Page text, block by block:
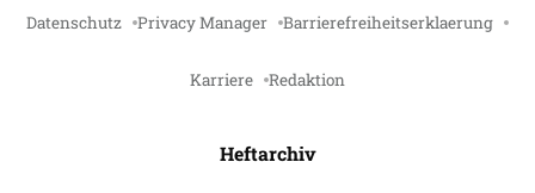
Datenschutz Privacy Manager Barrierefreiheitserklaerung
Karriere Redaktion
Heftarchiv